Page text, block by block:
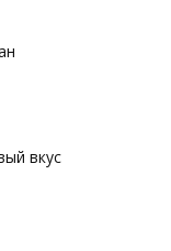
вкус